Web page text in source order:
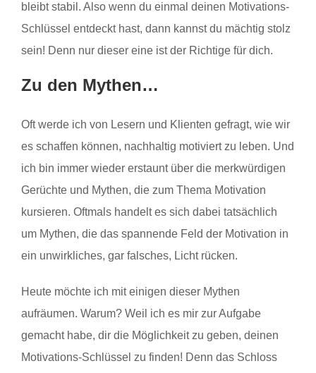
bleibt stabil. Also wenn du einmal deinen Motivations-
Schlüssel entdeckt hast, dann kannst du mächtig stolz
sein! Denn nur dieser eine ist der Richtige für dich.
Zu den Mythen…
Oft werde ich von Lesern und Klienten gefragt, wie wir
es schaffen können, nachhaltig motiviert zu leben. Und
ich bin immer wieder erstaunt über die merkwürdigen
Gerüchte und Mythen, die zum Thema Motivation
kursieren. Oftmals handelt es sich dabei tatsächlich
um Mythen, die das spannende Feld der Motivation in
ein unwirkliches, gar falsches, Licht rücken.
Heute möchte ich mit einigen dieser Mythen
aufräumen. Warum? Weil ich es mir zur Aufgabe
gemacht habe, dir die Möglichkeit zu geben, deinen
Motivations-Schlüssel zu finden! Denn das Schloss